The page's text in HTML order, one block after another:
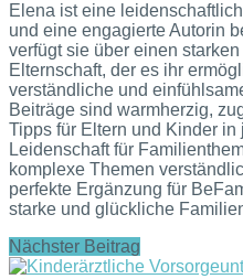
Elena ist eine
und eine engagierte Autorin
verfügt sie über einen
Elternschaft, der es ihr
verständliche und
Beiträge sind warmherzig,
Tipps für Eltern und Kinder
Leidenschaft für
komplexe Themen
perfekte Ergänzung für
starke und glückliche
Nächster Beitrag